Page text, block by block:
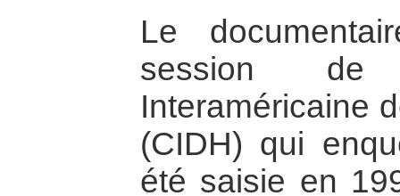
Le
session de
Interaméricaine
(CIDH) qui
été saisie en